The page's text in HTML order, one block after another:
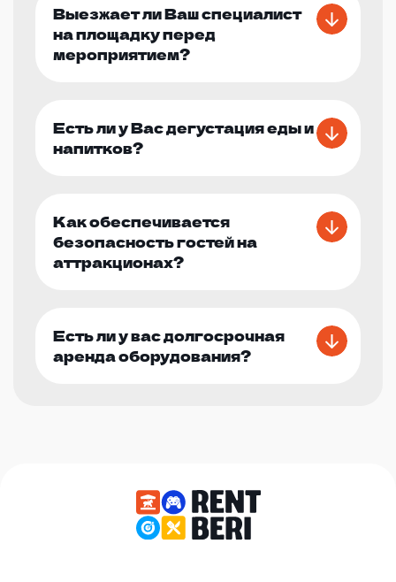
Выезжает ли Ваш специалист
на площадку перед
мероприятием?
Есть ли у Вас дегустация еды и
напитков?
Как обеспечивается
безопасность гостей на
аттракционах?
Есть ли у вас долгосрочная
аренда оборудования?